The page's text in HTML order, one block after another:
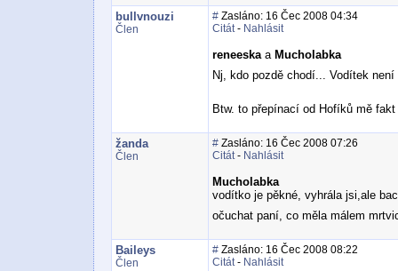
bullvnouzi
Člen
# Zasláno: 16 Čec 2008 04:34
Citát- Nahlásit
reneeskaa Mucholabka
Nj, kdo pozdě chodí... Vodítek
Btw. to přepínací od Hofíků mě
žanda
Člen
# Zasláno: 16 Čec 2008 07:26
Citát- Nahlásit
Mucholabka
vodítko je pěkné, vyhrála jsi,ale
očuchat paní, co měla málem
Baileys
Člen
# Zasláno: 16 Čec 2008 08:22
Citát- Nahlásit